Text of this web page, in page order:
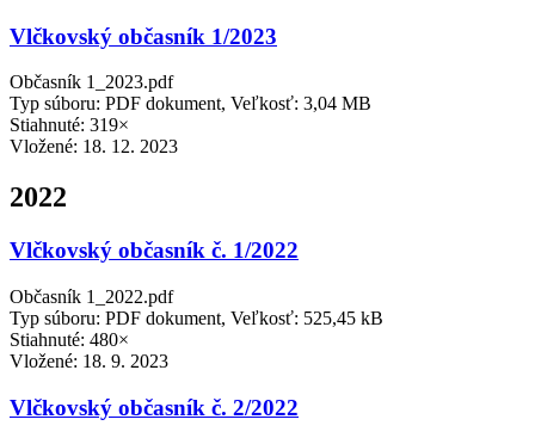
Vlčkovský občasník 1/2023
Občasník 1_2023.pdf
Typ súboru: PDF dokument, Veľkosť: 3,04 MB
Stiahnuté: 319×
Vložené: 18. 12. 2023
2022
Vlčkovský občasník č. 1/2022
Občasník 1_2022.pdf
Typ súboru: PDF dokument, Veľkosť: 525,45 kB
Stiahnuté: 480×
Vložené: 18. 9. 2023
Vlčkovský občasník č. 2/2022